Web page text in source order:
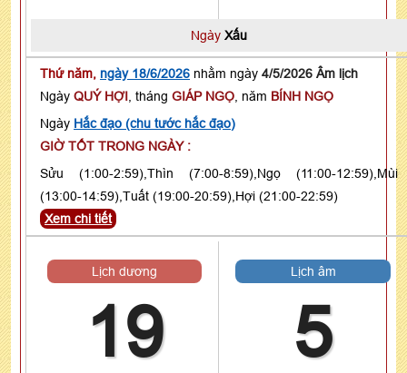
Ngày Xấu
Thứ năm, ngày 18/6/2026 nhằm ngày 4/5/2026 Âm lịch
Ngày QUÝ HỢI , tháng GIÁP NGỌ , năm BÍNH NGỌ
Ngày Hắc đạo (chu tước hắc đạo)
GIỜ TỐT TRONG NGÀY :
Sửu (1:00-2:59),Thìn (7:00-8:59),Ngọ (11:00-12:59),Mùi
(13:00-14:59),Tuất (19:00-20:59),Hợi (21:00-22:59)
Xem chi tiết
Lịch dương
19
Lịch âm
5